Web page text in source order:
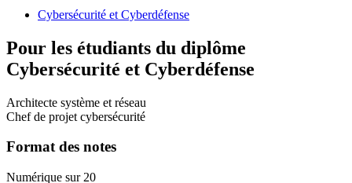
Cybersécurité et Cyberdéfense
Pour les étudiants du diplôme
Cybersécurité et Cyberdéfense
Architecte système et réseau
Chef de projet cybersécurité
Format des notes
Numérique sur 20